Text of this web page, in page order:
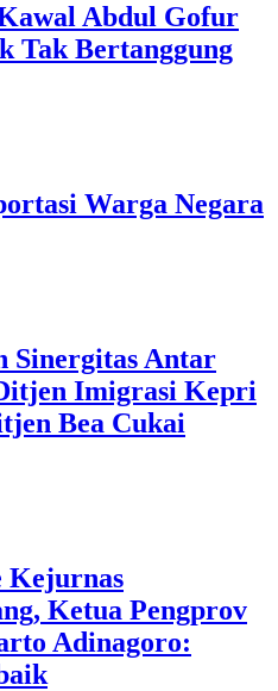
Abdul Gofur
Tak Bertanggung
Warga Negara
Sinergitas Antar
Imigrasi Kepri
Bea Cukai
Kejurnas
Ketua Pengprov
Adinagoro: